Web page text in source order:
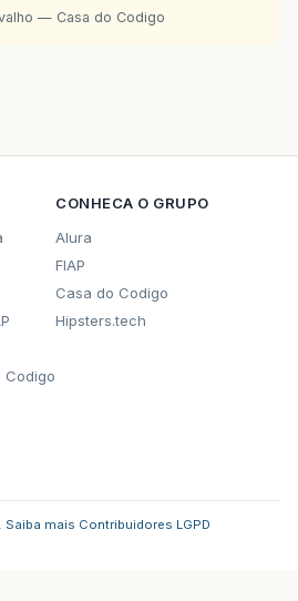
— Casa do Codigo
Codigo
CONHECA O GRUPO
Alura
FIAP
Casa do Codigo
Hipsters.tech
Saiba mais Contribuidores LGPD